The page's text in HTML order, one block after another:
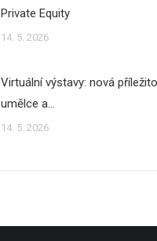
Private Equity
14. 5. 2026
Virtuální výstavy: nová
umělce a…
14. 5. 2026